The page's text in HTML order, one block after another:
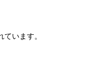
います。